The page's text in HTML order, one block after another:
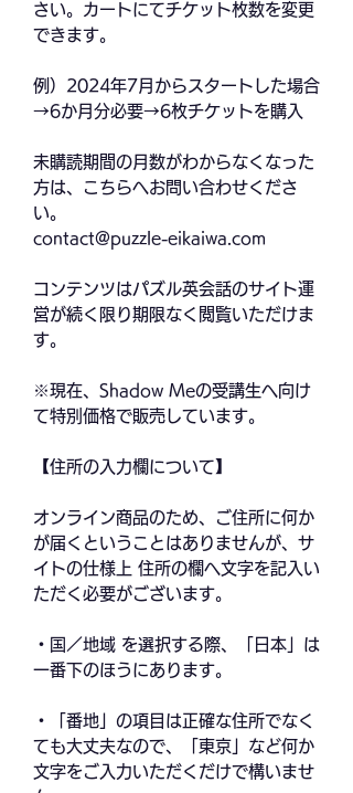
さい。カートにてチケット枚数を変更
できます。
例）2024年7月からスタートした場合
→6か月分必要→6枚チケットを購入
未購読期間の月数がわからなくなった
方は、こちらへお問い合わせくださ
い。
contact@puzzle-eikaiwa.com
コンテンツはパズル英会話のサイト運
営が続く限り期限なく閲覧いただけま
す。
※現在、Shadow Meの受講生へ向け
て特別価格で販売しています。
【住所の入力欄について】
オンライン商品のため、ご住所に何か
が届くということはありませんが、サ
イトの仕様上 住所の欄へ文字を記入い
ただく必要がございます。
・国／地域 を選択する際、「日本」は
一番下のほうにあります。
・「番地」の項目は正確な住所でなく
ても大丈夫なので、「東京」など何か
文字をご入力いただくだけで構いませ